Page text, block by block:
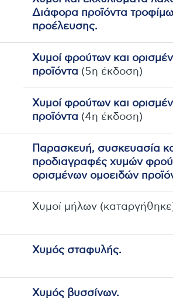
Διάφορα προϊόντα
προέλευσης.
Χυμοί φρούτων και
προϊόντα (5η έκδοση)
Χυμοί φρούτων και
προϊόντα (4η έκδοση)
Παρασκευή, συσκευασία
προδιαγραφές χυμών
ορισμένων ομοειδών
Xυμoί μήλων
Xυμός σταφυλής.
Xυμός βυσσίνων.